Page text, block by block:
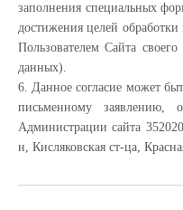
заполнения специальных
достижения целей
Пользователем Сайта
данных).
6. Данное согласие может
письменному заявлению,
Администрации сайта
н, Кисляковская ст-ца,